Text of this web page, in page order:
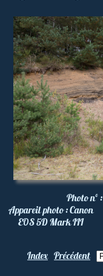
Photo nº :
Appareil photo :Canon
EOS 5D Mark III
Index Précédent